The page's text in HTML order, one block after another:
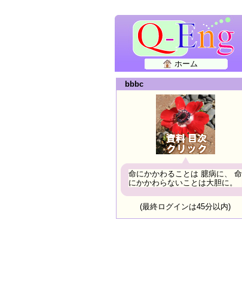
ホーム
bbbc
命にかかわることは 臆病に、 命
にかかわらないことは大胆に。
(最終ログインは45分以内)